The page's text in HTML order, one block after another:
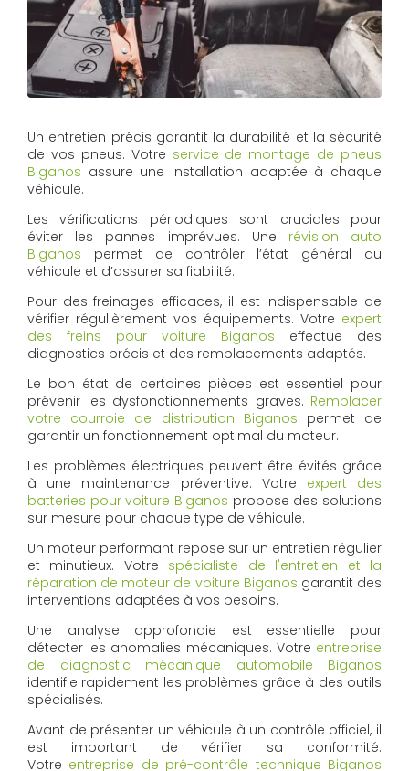
Un entretien précis garantit la durabilité et la sécurité
de vos pneus. Votre service de montage de pneus
Biganos assure une installation adaptée à chaque
véhicule.
Les vérifications périodiques sont cruciales pour
éviter les pannes imprévues. Une révision auto
Biganos permet de contrôler l’état général du
véhicule et d’assurer sa fiabilité.
Pour des freinages efficaces, il est indispensable de
vérifier régulièrement vos équipements. Votre expert
des freins pour voiture Biganos effectue des
diagnostics précis et des remplacements adaptés.
Le bon état de certaines pièces est essentiel pour
prévenir les dysfonctionnements graves. Remplacer
votre courroie de distribution Biganos permet de
garantir un fonctionnement optimal du moteur.
Les problèmes électriques peuvent être évités grâce
à une maintenance préventive. Votre expert des
batteries pour voiture Biganos propose des solutions
sur mesure pour chaque type de véhicule.
Un moteur performant repose sur un entretien régulier
et minutieux. Votre spécialiste de l'entretien et la
réparation de moteur de voiture Biganos garantit des
interventions adaptées à vos besoins.
Une analyse approfondie est essentielle pour
détecter les anomalies mécaniques. Votre entreprise
de diagnostic mécanique automobile Biganos
identifie rapidement les problèmes grâce à des outils
spécialisés.
Avant de présenter un véhicule à un contrôle officiel, il
est important de vérifier sa conformité.
Votre entreprise de pré-contrôle technique Biganos